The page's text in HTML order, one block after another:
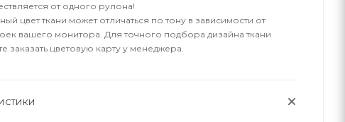
от одного рулона!
цвет ткани может отличаться по тону в зависимости от
вашего монитора. Для точного подбора дизайна ткани
заказать цветовую карту у менеджера.